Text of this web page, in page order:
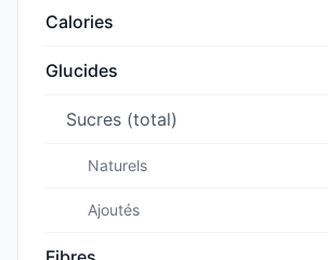
Calories
Glucides
Sucres (total)
Naturels
Ajoutés